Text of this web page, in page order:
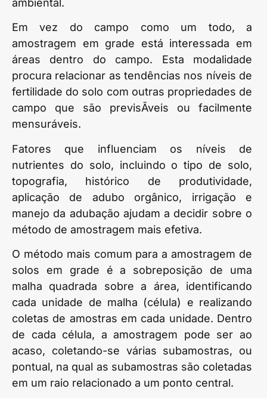
ambiental.
Em vez do campo como um todo, a
amostragem em grade está interessada em
áreas dentro do campo. Esta modalidade
procura relacionar as tendências nos níveis de
fertilidade do solo com outras propriedades de
campo que são previsÃ­veis ou facilmente
mensuráveis.
Fatores que influenciam os níveis de
nutrientes do solo, incluindo o tipo de solo,
topografia, histórico de produtividade,
aplicação de adubo orgânico, irrigação e
manejo da adubação ajudam a decidir sobre o
método de amostragem mais efetiva.
O método mais comum para a amostragem de
solos em grade é a sobreposição de uma
malha quadrada sobre a área, identificando
cada unidade de malha (célula) e realizando
coletas de amostras em cada unidade. Dentro
de cada célula, a amostragem pode ser ao
acaso, coletando-se várias subamostras, ou
pontual, na qual as subamostras são coletadas
em um raio relacionado a um ponto central.